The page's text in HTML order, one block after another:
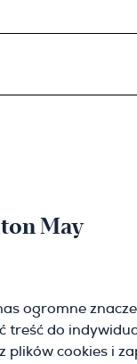
May
51 26
ogromne
treść do
plików cookies i